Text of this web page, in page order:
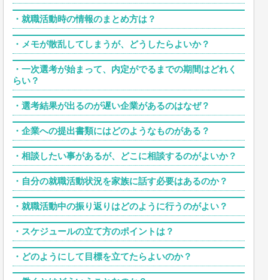
・ 就職活動時の情報のまとめ方は？
・ メモが散乱してしまうが、どうしたらよいか？
・ 一次選考が始まって、内定がでるまでの期間はどれく
らい？
・ 選考結果が出るのが遅い企業があるのはなぜ？
・ 企業への提出書類にはどのようなものがある？
・ 相談したい事があるが、どこに相談するのがよいか？
・ 自分の就職活動状況を家族に話す必要はあるのか？
・ 就職活動中の振り返りはどのように行うのがよい？
・ スケジュールの立て方のポイントは？
・ どのようにして目標を立てたらよいのか？